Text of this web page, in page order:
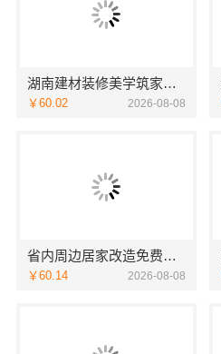
湖南建材装修美学筑家怎么选？三大优势助您明智决策
￥60.02 2026-08-08
省内周边居家改造免费量房收费标准-浙江乐享新材料有限公司
￥60.14 2026-08-08